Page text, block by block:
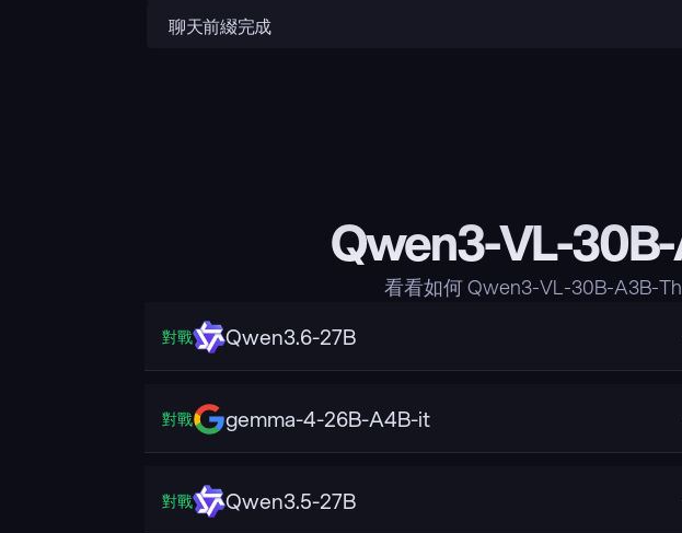
聊天前綴完成
Qwen3-VL-
看看如何 Qwen3-VL-30B-A3B-
對戰 Qwen3.6-27B
對戰 gemma-4-26B-A4B-it
對戰 Qwen3.5-27B